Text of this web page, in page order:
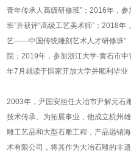
青年传承人高级研修班”；2016年，
班”并获评“高级工艺美术师”；2018
艺——中国传统雕刻艺术人才研修班”
院；2019年，参加浙江大学·黄石市
年7月就读于国家开放大学并顺利毕业
2003年，尹国安担任大冶市尹解元石
技术传承。为拓展事业，他成立杭州
雕工艺品和大型石雕工程，产品远销
术有限公司，将其作为大冶石雕的非